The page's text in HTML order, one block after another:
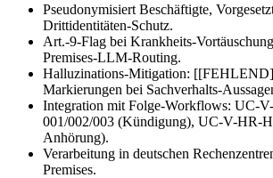
Pseudonymisiert Beschäftigte,
Drittidentitäten-Schutz.
Art.-9-Flag bei Krankheits-
Premises-LLM-Routing.
Halluzinations-Mitigation:
Markierungen bei Sachverhalts-
Integration mit Folge-Workflows: UC-
001/002/003 (Kündigung), UC-V-HR-
Anhörung).
Verarbeitung in deutschen
Premises.